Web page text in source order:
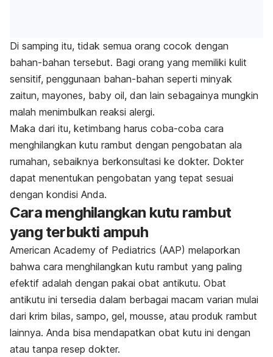
Di samping itu, tidak semua orang cocok dengan
bahan-bahan tersebut. Bagi orang yang memiliki kulit
sensitif, penggunaan bahan-bahan seperti minyak
zaitun, mayones, baby oil, dan lain sebagainya mungkin
malah menimbulkan reaksi alergi.
Maka dari itu, ketimbang harus coba-coba cara
menghilangkan kutu rambut dengan pengobatan ala
rumahan, sebaiknya berkonsultasi ke dokter. Dokter
dapat menentukan pengobatan yang tepat sesuai
dengan kondisi Anda.
Cara menghilangkan kutu rambut
yang terbukti ampuh
American Academy of Pediatrics (AAP) melaporkan
bahwa cara menghilangkan kutu rambut yang paling
efektif adalah dengan pakai obat antikutu. Obat
antikutu ini tersedia dalam berbagai macam varian mulai
dari krim bilas, sampo, gel, mousse, atau produk rambut
lainnya. Anda bisa mendapatkan obat kutu ini dengan
atau tanpa resep dokter.